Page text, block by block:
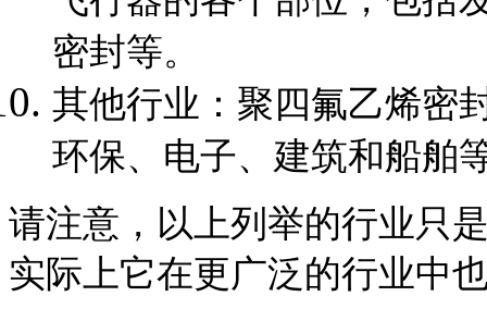
密封等。
其他行业：聚四氟乙烯密
环保、电子、建筑和船舶
请注意，以上列举的行业只
实际上它在更广泛的行业中